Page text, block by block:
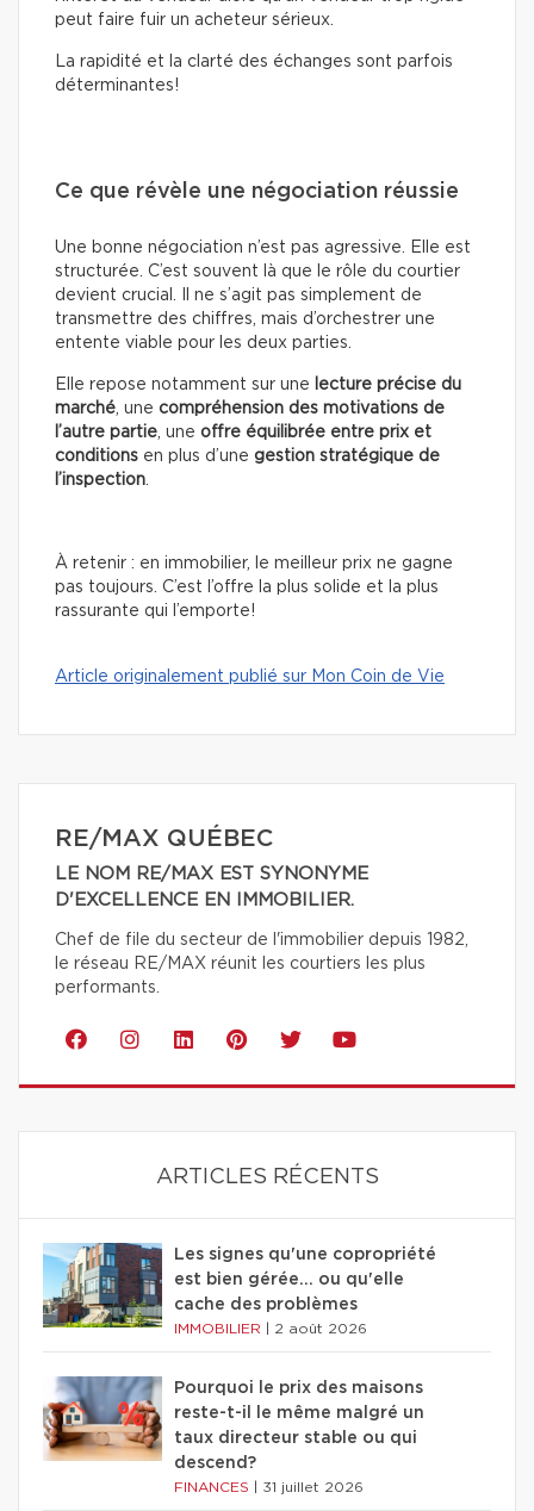
peut faire fuir un acheteur sérieux.
La rapidité et la clarté des échanges sont parfois
déterminantes!
Ce que révèle une négociation réussie
Une bonne négociation n’est pas agressive. Elle est
structurée. C’est souvent là que le rôle du courtier
devient crucial. Il ne s’agit pas simplement de
transmettre des chiffres, mais d’orchestrer une
entente viable pour les deux parties.
Elle repose notamment sur une
lecture précise du
marché, une compréhension des motivations de
l’autre partie, une offre équilibrée entre prix et
conditions en plus d’une gestion stratégique de
l’inspection.
À retenir : en immobilier, le meilleur prix ne gagne
pas toujours. C’est l’offre la plus solide et la plus
rassurante qui l’emporte!
Article originalement publié sur Mon Coin de Vie
RE/MAX QUÉBEC
LE NOM RE/MAX EST SYNONYME
D'EXCELLENCE EN IMMOBILIER.
Chef de file du secteur de l'immobilier depuis 1982,
le réseau RE/MAX réunit les courtiers les plus
performants.
ARTICLES RÉCENTS
Les signes qu'une copropriété
est bien gérée… ou qu'elle
cache des problèmes
IMMOBILIER 2 août 2026
Pourquoi le prix des maisons
reste-t-il le même malgré un
taux directeur stable ou qui
descend?
FINANCES 31 juillet 2026